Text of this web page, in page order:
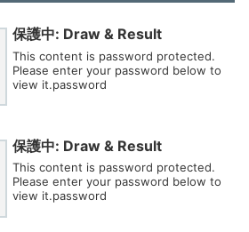
保護中: Draw & Result
This content is password protected.
Please enter your password below to
view it.password
保護中: Draw & Result
This content is password protected.
Please enter your password below to
view it.password